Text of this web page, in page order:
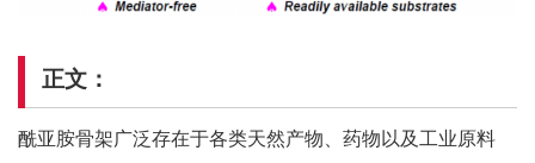
正文：
酰亚胺骨架广泛存在于各类天然产物、药物以及工业原料